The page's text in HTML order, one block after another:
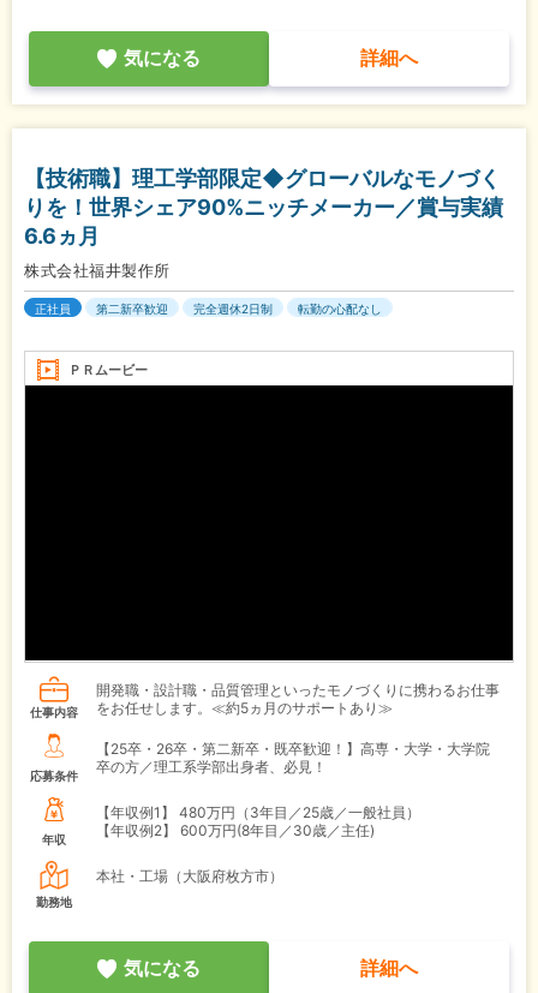
気になる 詳細へ
【技術職】理工学部限定◆グローバルなモノづく
りを！世界シェア90%ニッチメーカー／賞与実績
6.6ヵ月
株式会社福井製作所
正社員 第二新卒歓迎 完全週休2日制 転勤の心配なし
ＰＲムービー
仕事内容
開発職・設計職・品質管理といったモノづくりに携わるお仕事
をお任せします。≪約5ヵ月のサポートあり≫
応募条件
【25卒・26卒・第二新卒・既卒歓迎！】高専・大学・大学院
卒の方／理工系学部出身者、必見！
年収
【年収例1】
480万円（3年目／25歳／一般社員）
【年収例2】
600万円(8年目／30歳／主任)
勤務地
本社・工場（大阪府枚方市）
気になる 詳細へ